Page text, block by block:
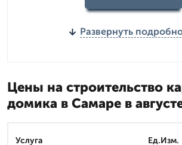
Развернуть
Цены на строительство
домика в Самаре в
Услуга Ед.Изм.